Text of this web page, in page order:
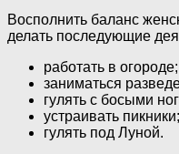
Восполнить баланс
делать последующие
работать в огороде;
заниматься
гулять с босыми
устраивать пикники;
гулять под Луной.